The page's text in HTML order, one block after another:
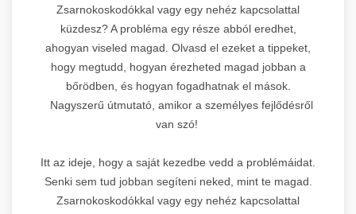
Zsarnokoskodókkal vagy egy nehéz kapcsolattal
küzdesz? A probléma egy része abból eredhet,
ahogyan viseled magad. Olvasd el ezeket a tippeket,
hogy megtudd, hogyan érezheted magad jobban a
bőrödben, és hogyan fogadhatnak el mások.
Nagyszerű útmutató, amikor a személyes fejlődésről
van szó!
Itt az ideje, hogy a saját kezedbe vedd a problémáidat.
Senki sem tud jobban segíteni neked, mint te magad.
Zsarnokoskodókkal vagy egy nehéz kapcsolattal